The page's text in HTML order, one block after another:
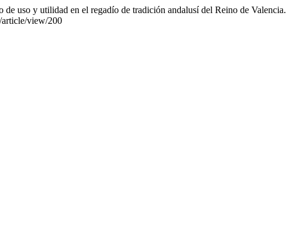
uso y utilidad en el regadío de tradición andalusí del Reino de Valencia.
article/view/200